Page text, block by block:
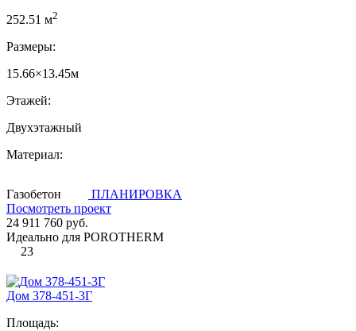
252.51 м2
Размеры:
15.66×13.45м
Этажей:
Двухэтажный
Материал:
Газобетон
ПЛАНИРОВКА
Посмотреть проект
24 911 760 руб.
Идеально для POROTHERM
23
Дом 378-451-3Г
Площадь: